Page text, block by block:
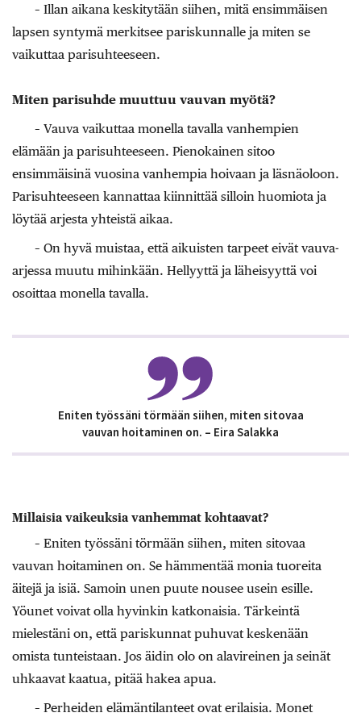
– Illan aikana keskitytään siihen, mitä ensimmäisen
lapsen syntymä merkitsee pariskunnalle ja miten se
vaikuttaa parisuhteeseen.
Miten parisuhde muuttuu vauvan myötä?
– Vauva vaikuttaa monella tavalla vanhempien
elämään ja parisuhteeseen. Pienokainen sitoo
ensimmäisinä vuosina vanhempia hoivaan ja läsnäoloon.
Parisuhteeseen kannattaa kiinnittää silloin huomiota ja
löytää arjesta yhteistä aikaa.
– On hyvä muistaa, että aikuisten tarpeet eivät vauva-
arjessa muutu mihinkään. Hellyyttä ja läheisyyttä voi
osoittaa monella tavalla.
Eniten työssäni törmään siihen, miten sitovaa
vauvan hoitaminen on. – Eira Salakka
Millaisia vaikeuksia vanhemmat kohtaavat?
– Eniten työssäni törmään siihen, miten sitovaa
vauvan hoitaminen on. Se hämmentää monia tuoreita
äitejä ja isiä. Samoin unen puute nousee usein esille.
Yöunet voivat olla hyvinkin katkonaisia. Tärkeintä
mielestäni on, että pariskunnat puhuvat keskenään
omista tunteistaan. Jos äidin olo on alavireinen ja seinät
uhkaavat kaatua, pitää hakea apua.
– Perheiden elämäntilanteet ovat erilaisia. Monet